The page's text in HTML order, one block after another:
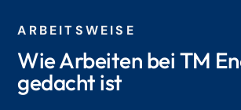
ARBEITSWEISE
Wie Arbeiten bei TM
gedacht ist